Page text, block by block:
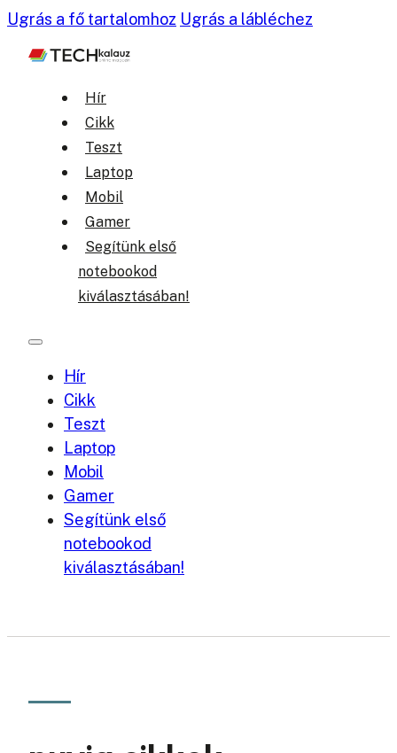
Ugrás a fő tartalomhoz Ugrás a lábléchez
Hír
Cikk
Teszt
Laptop
Mobil
Gamer
Segítünk első
notebookod
kiválasztásában!
Hír
Cikk
Teszt
Laptop
Mobil
Gamer
Segítünk első
notebookod
kiválasztásában!